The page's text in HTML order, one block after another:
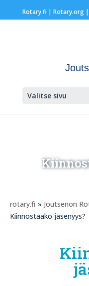
Rotary.fi | Rotary.org|
Valitse sivu
rotary.fi » Joutsenon
Kiinnostaako jäsenyys?